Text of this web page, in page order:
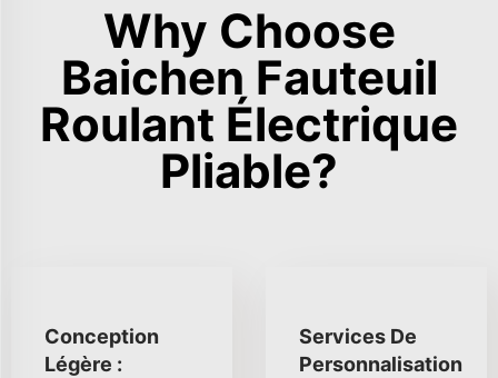
Why Choose
Baichen Fauteuil
Roulant Électrique
Pliable?
Conception
Légère :
Services De
Personnalisation